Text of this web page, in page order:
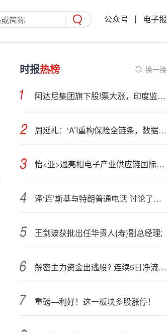
公众号 电子报
时报热榜 换一换
阿达尼集团旗下股!票大涨，印度监管:机构澄清兴登堡的部分指控
周延礼：‘A’I重构保险全链条，数据治理与人才建设为未来发展关键
怡<亚>通亮相电子产业供应链国际论坛，分享全球协同新路径
泽‘连’斯基与特朗普通电话 讨论了加强防空和对乌克兰的支持
王剑波获批出任华贵人{寿}副总经理;
解密主力资金出逃股? 连续5日净流出631股
重磅—利好！这一板块多股涨停！